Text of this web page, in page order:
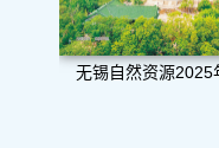
无锡自然资源2025